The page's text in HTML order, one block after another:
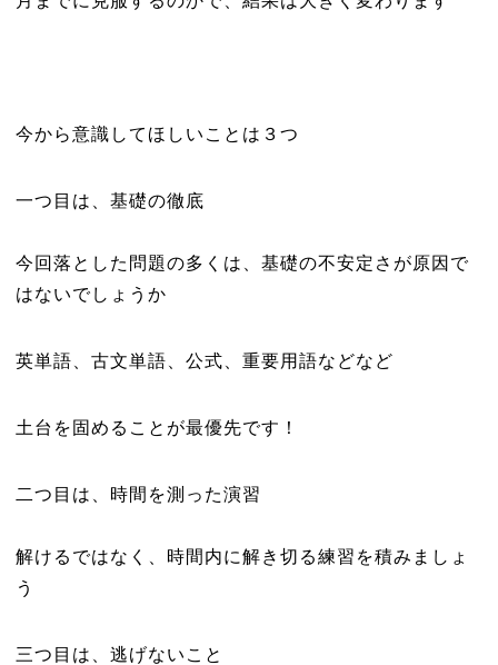
今から意識してほしいことは３つ
一つ目は、基礎の徹底
今回落とした問題の多くは、基礎の不安定さが原因で
はないでしょうか
英単語、古文単語、公式、重要用語などなど
土台を固めることが最優先です！
二つ目は、時間を測った演習
解けるではなく、時間内に解き切る練習を積みましょ
う
三つ目は、逃げないこと